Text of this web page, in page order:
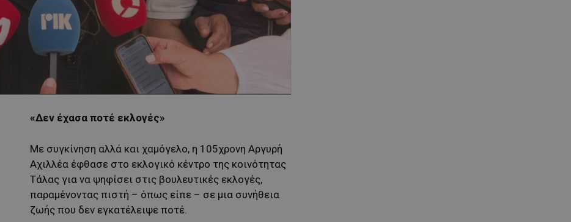
«Δεν έχασα ποτέ εκλογές»
Με συγκίνηση αλλά και χαμόγελο, η 105χρονη Αργυρή
Αχιλλέα έφθασε στο εκλογικό κέντρο της κοινότητας
Τάλας για να ψηφίσει στις βουλευτικές εκλογές,
παραμένοντας πιστή – όπως είπε – σε μια συνήθεια
ζωής που δεν εγκατέλειψε ποτέ.